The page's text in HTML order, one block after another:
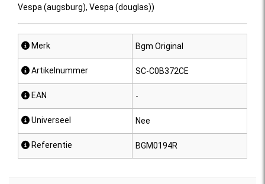
Vespa (augsburg), Vespa (douglas))
Merk Bgm Original
Artikelnummer SC-C0B372CE
EAN -
Universeel Nee
Referentie BGM0194R